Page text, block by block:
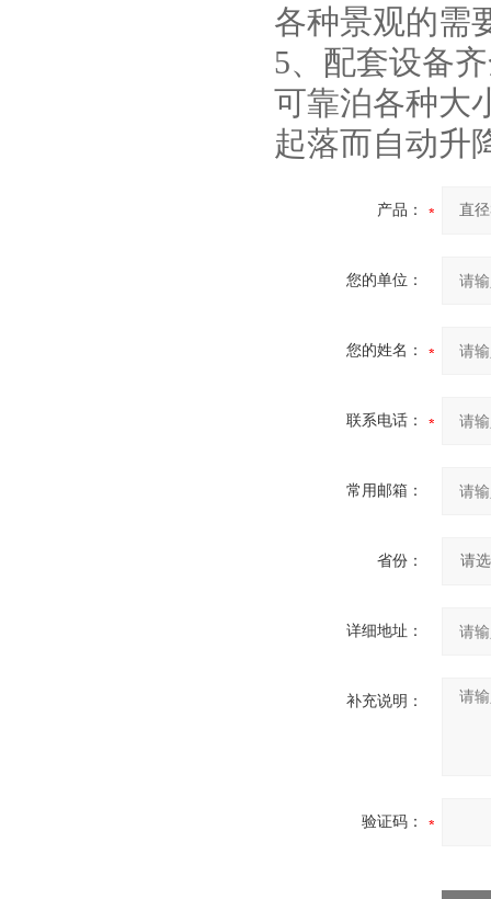
各种景观的需
5、配套设备
可靠泊各种大
起落而自动升
产品：
您的单位：
您的姓名：
联系电话：
常用邮箱：
省份：
详细地址：
补充说明：
验证码：